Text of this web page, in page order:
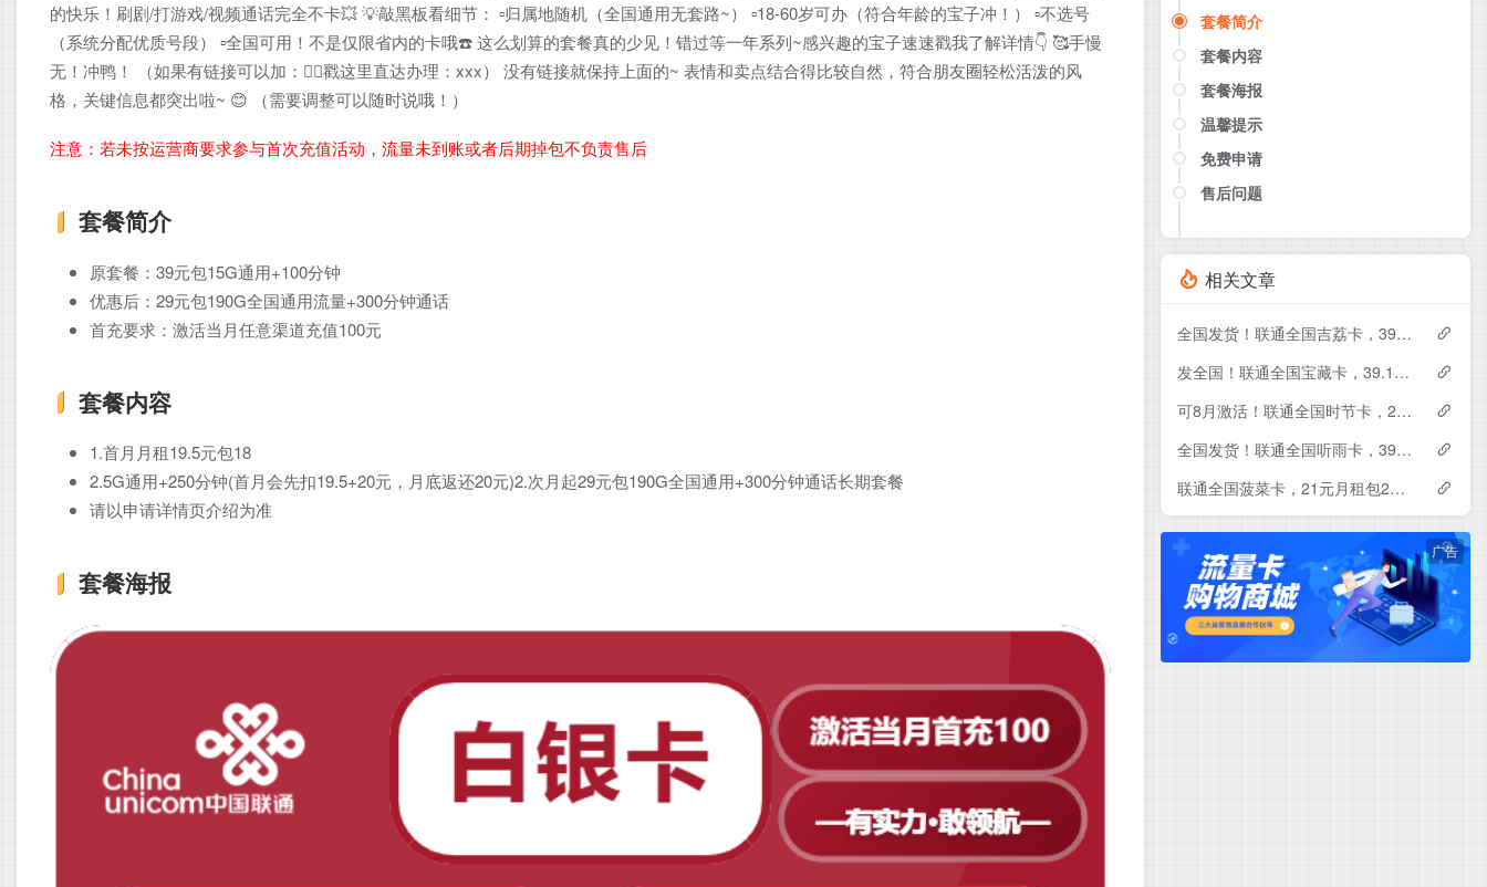
的快乐！刷剧/打游戏/视频通话完全不卡💥 💡敲黑板看细节： ▫️归属地随机（全国通用无套路~） ▫️18-60岁可办（符合年龄的宝子冲！） ▫️不选号
（系统分配优质号段） ▫️全国可用！不是仅限省内的卡哦☎️ 这么划算的套餐真的少见！错过等一年系列~感兴趣的宝子速速戳我了解详情👇 🥰手慢
无！冲鸭！ （如果有链接可以加：👉🏻戳这里直达办理：xxx） 没有链接就保持上面的~ 表情和卖点结合得比较自然，符合朋友圈轻松活泼的风
格，关键信息都突出啦~ 😊 （需要调整可以随时说哦！）
注意：若未按运营商要求参与首次充值活动，流量未到账或者后期掉包不负责售后
套餐简介
原套餐：39元包15G通用+100分钟
优惠后：29元包190G全国通用流量+300分钟通话
首充要求：激活当月任意渠道充值100元
套餐内容
1.首月月租19.5元包18
2.5G通用+250分钟(首月会先扣19.5+20元，月底返还20元)2.次月起29元包190G全国通用+300分钟通话长期套餐
请以申请详情页介绍为准
套餐海报
套餐简介
套餐内容
套餐海报
温馨提示
免费申请
点击这里或者手机扫描下方二维码
售后问题
相关文章
全国发货！联通全国吉荔卡，39元月租包240G+50分钟
发全国！联通全国宝藏卡，39.1元月租包240G+200分钟
可8月激活！联通全国时节卡，29元月租包180G+200分钟+会员
全国发货！联通全国听雨卡，39元月租包260G+100分钟+会员
联通全国菠菜卡，21元月租包230G+500分钟
广告